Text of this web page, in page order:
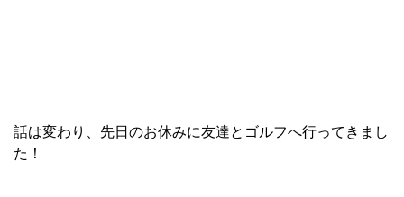
話は変わり、 先日のお休みに友達とゴルフへ行ってきまし
た！